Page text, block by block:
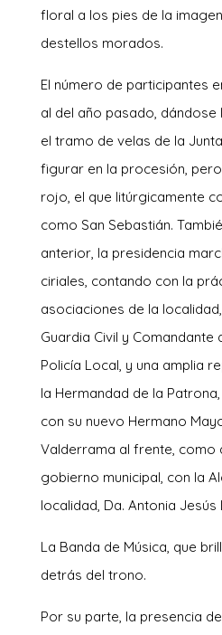
floral a los pies de la
destellos morados.
El número de participantes
al del año pasado, dándose
el tramo de velas de la
figurar en la procesión,
rojo, el que litúrgicamente
como San Sebastián.
anterior, la presidencia
ciriales, contando con la
asociaciones de la
Guardia Civil y Comandante
Policía Local, y una amplia
la Hermandad de la
con su nuevo Hermano
Valderrama al frente, como
gobierno municipal, con la
localidad, Da. Antonia Jesús
La Banda de Música, que
detrás del trono.
Por su parte, la presencia